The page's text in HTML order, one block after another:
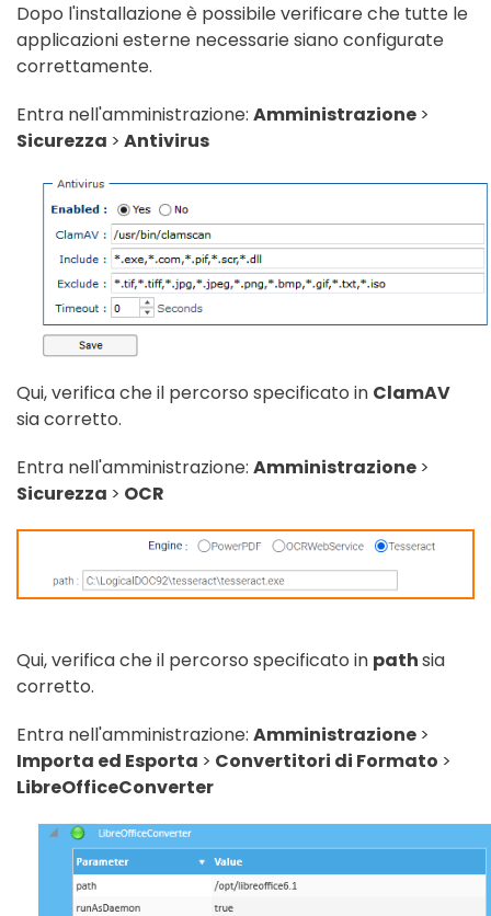
Dopo l'installazione è possibile verificare che tutte le
applicazioni esterne necessarie siano configurate
correttamente.
Entra nell'amministrazione: Amministrazione >
Sicurezza > Antivirus
Qui, verifica che il percorso specificato in ClamAV
sia corretto.
Entra nell'amministrazione: Amministrazione >
Sicurezza > OCR
Qui, verifica che il percorso specificato in pathsia
corretto.
Entra nell'amministrazione: Amministrazione >
Importa ed Esporta > Convertitori di Formato >
LibreOfficeConverter